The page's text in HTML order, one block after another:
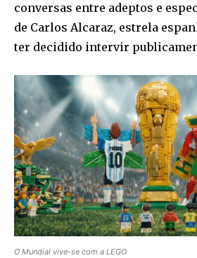
conversas entre adeptos e
de Carlos Alcaraz, estrela
ter decidido intervir
O Mundial vive-se com a LEGO